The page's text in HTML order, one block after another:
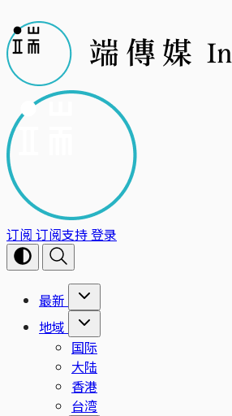
订阅 订阅支持登录
最新
地域
国际
大陆
香港
台湾